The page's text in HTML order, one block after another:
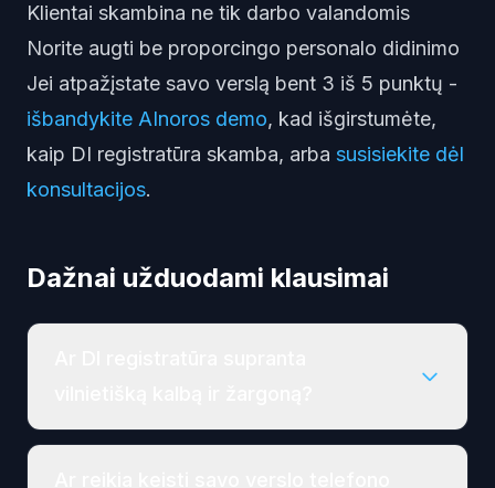
Klientai skambina ne tik darbo valandomis
Norite augti be proporcingo personalo didinimo
Jei atpažįstate savo verslą bent 3 iš 5 punktų -
išbandykite AInoros demo, kad išgirstumėte,
kaip DI registratūra skamba, arba susisiekite dėl
konsultacijos.
Dažnai užduodami klausimai